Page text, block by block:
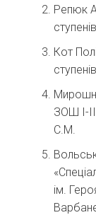
Репюк
Кот
ЗОШ І-
С.М.
ім.